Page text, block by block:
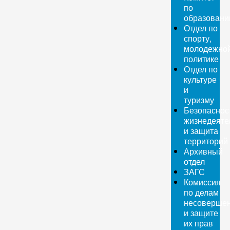
по
Отдел по
спорту,
политике
Отдел по
культуре
и
туризму
и защита
территорий
Архивный
отдел
ЗАГС
Комиссия
по делам
и защите
их прав